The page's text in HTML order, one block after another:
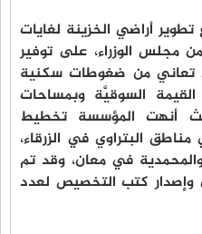
أراضي الخزينة لغايات
مجلس الوزراء، على توفير
تعاني من ضغوطات سكنية
50% عن القيمة السوقيَّة وبمساحات
أنهت المؤسسة تخطيط
البتراوي في الزرقاء،
في معان، وقد تم
وإصدار كتب التخصيص لعدد